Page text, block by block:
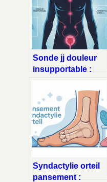
Sonde jj douleur
insupportable :
soulager et quand
s’inquiéter
Syndactylie orteil
pansement :